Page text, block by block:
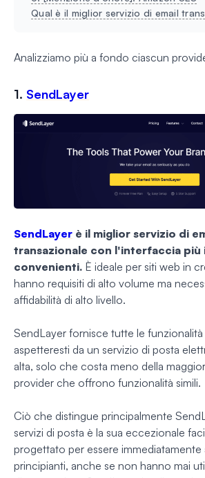
Qual è il miglior servizio di email
Analizziamo più a fondo ciascun
1. SendLayer
SendLayer è il miglior servizio di
transazionale con l'interfaccia più
convenienti. È ideale per siti web in
hanno requisiti di alto volume ma
affidabilità di alto livello.
SendLayer fornisce tutte le funzionalità
aspetteresti da un servizio di posta
alta, solo che costa meno della
provider che offrono funzionalità simili.
Ciò che distingue principalmente
servizi di posta è la sua eccezionale
progettato per essere immediatamente
principianti, anche se non hanno mai